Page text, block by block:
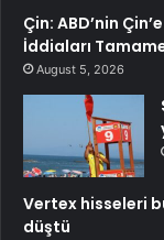
Çin: ABD’nin
İddiaları
August 5, 2026
Vertex hisseleri
düştü